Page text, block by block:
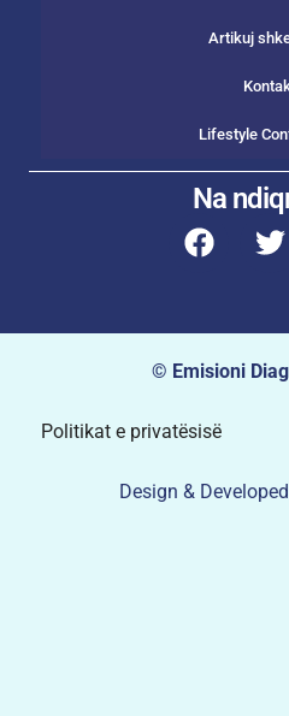
Artikuj
Lifestyle
Na
© Emisioni
Politikat e privatësisë
Design &